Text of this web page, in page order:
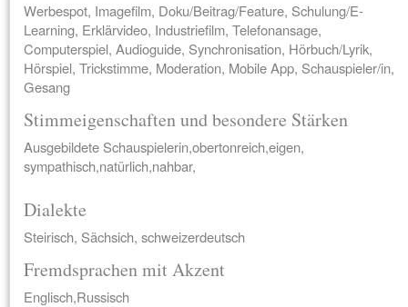
Werbespot, Imagefilm, Doku/Beitrag/Feature, Schulung/E-
Learning, Erklärvideo, Industriefilm, Telefonansage,
Computerspiel, Audioguide, Synchronisation, Hörbuch/Lyrik,
Hörspiel, Trickstimme, Moderation, Mobile App, Schauspieler/in,
Gesang
Stimmeigenschaften und besondere Stärken
Ausgebildete Schauspielerin,obertonreich,eigen,
sympathisch,natürlich,nahbar,
Dialekte
Steirisch, Sächsich, schweizerdeutsch
Fremdsprachen mit Akzent
Englisch,Russisch